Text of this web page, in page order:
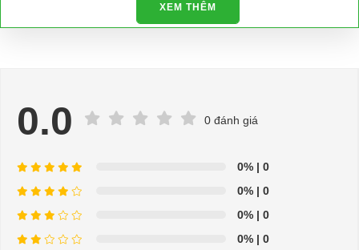
XEM THÊM
0.0 0 đánh giá
0% | 0
0% | 0
0% | 0
0% | 0